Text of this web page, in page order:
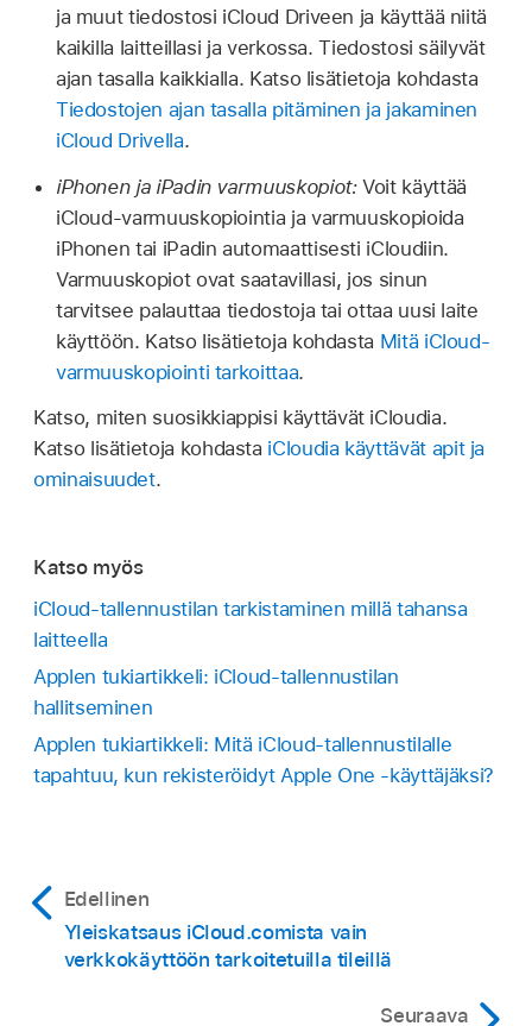
ja muut tiedostosi iCloud Driveen ja käyttää niitä
kaikilla laitteillasi ja verkossa. Tiedostosi säilyvät
ajan tasalla kaikkialla. Katso lisätietoja kohdasta
Tiedostojen ajan tasalla pitäminen ja jakaminen
iCloud Drivella.
iPhonen ja iPadin varmuuskopiot:Voit käyttää
iCloud-varmuuskopiointia ja varmuuskopioida
iPhonen tai iPadin automaattisesti iCloudiin.
Varmuuskopiot ovat saatavillasi, jos sinun
tarvitsee palauttaa tiedostoja tai ottaa uusi laite
käyttöön. Katso lisätietoja kohdasta Mitä iCloud-
varmuuskopiointi tarkoittaa.
Katso, miten suosikkiappisi käyttävät iCloudia.
Katso lisätietoja kohdasta iCloudia käyttävät apit ja
ominaisuudet.
Katso myös
iCloud-tallennustilan tarkistaminen millä tahansa
laitteella
Applen tukiartikkeli: iCloud-tallennustilan
hallitseminen
Applen tukiartikkeli: Mitä iCloud-tallennustilalle
tapahtuu, kun rekisteröidyt Apple One ‑käyttäjäksi?
Edellinen
Yleiskatsaus iCloud.comista vain
verkkokäyttöön tarkoitetuilla tileillä
Seuraava